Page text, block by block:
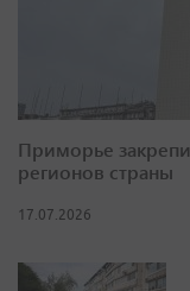
Приморье
регионов страны
17.07.2026